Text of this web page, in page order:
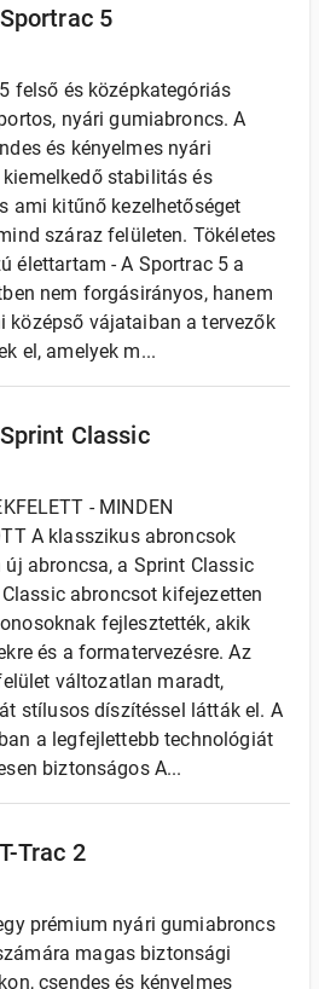
5
felső és középkategóriás
nyári gumiabroncs. A
és kényelmes nyári
stabilitás és
ami kitűnő kezelhetőséget
száraz felületen. Tökéletes
élettartam - A Sportrac 5 a
nem forgásirányos, hanem
középső vájataiban a tervezők
el, amelyek m...
Classic
- MINDEN
A klasszikus abroncsok
abroncsa, a Sprint Classic
abroncsot kifejezetten
fejlesztették, akik
és a formatervezésre. Az
változatlan maradt,
stílusos díszítéssel látták el. A
a legfejlettebb technológiát
biztonságos A...
Trac 2
prémium nyári gumiabroncs
magas biztonsági
csendes és kényelmes